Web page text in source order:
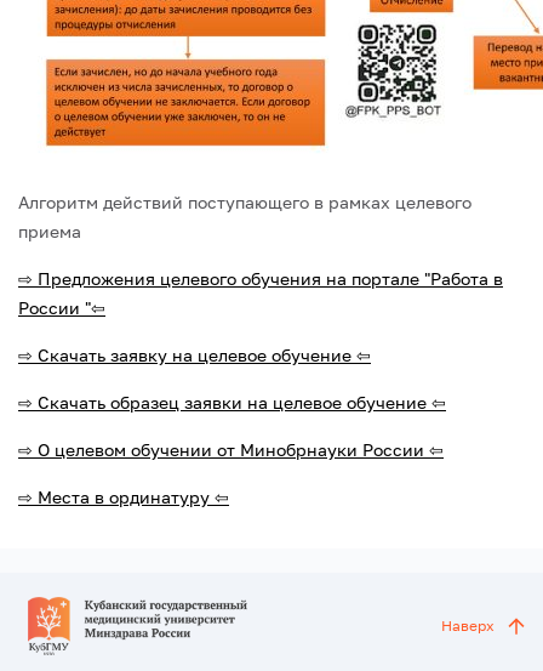
Алгоритм действий поступающего в рамках целевого
приема
⇨ Предложения целевого обучения на портале "Работа в
России "⇦
⇨ Скачать заявку на целевое обучение ⇦
⇨ Скачать образец заявки на целевое обучение ⇦
⇨ О целевом обучении от Минобрнауки России ⇦
⇨ Места в ординатуру ⇦
Наверх